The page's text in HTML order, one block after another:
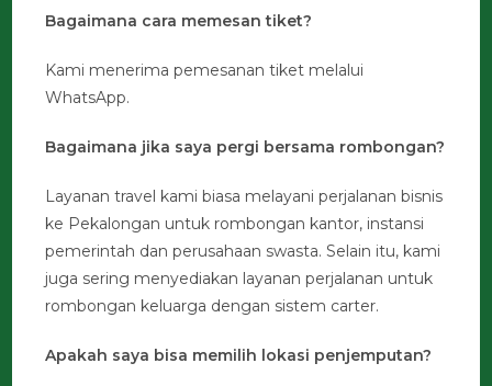
Bagaimana cara memesan tiket?
Kami menerima pemesanan tiket melalui
WhatsApp.
Bagaimana jika saya pergi bersama rombongan?
Layanan travel kami biasa melayani perjalanan bisnis
ke Pekalongan untuk rombongan kantor, instansi
pemerintah dan perusahaan swasta. Selain itu, kami
juga sering menyediakan layanan perjalanan untuk
rombongan keluarga dengan sistem carter.
Apakah saya bisa memilih lokasi penjemputan?